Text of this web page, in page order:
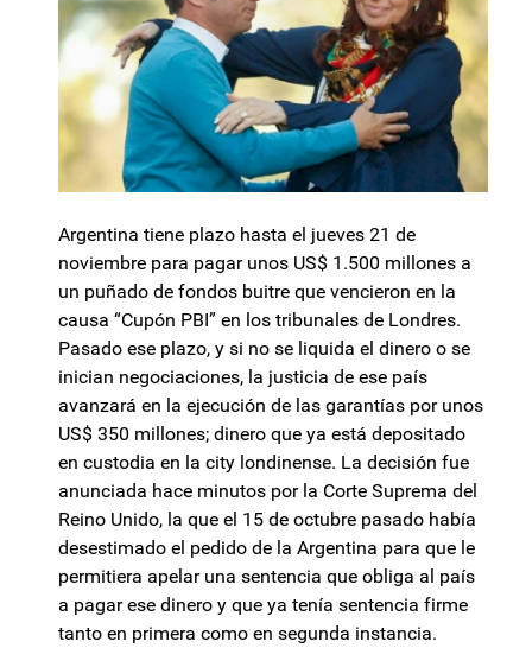
Argentina tiene plazo hasta el jueves 21 de
noviembre para pagar unos US$ 1.500 millones a
un puñado de fondos buitre que vencieron en la
causa “Cupón PBI” en los tribunales de Londres.
Pasado ese plazo, y si no se liquida el dinero o se
inician negociaciones, la justicia de ese país
avanzará en la ejecución de las garantías por unos
US$ 350 millones; dinero que ya está depositado
en custodia en la city londinense. La decisión fue
anunciada hace minutos por la Corte Suprema del
Reino Unido, la que el 15 de octubre pasado había
desestimado el pedido de la Argentina para que le
permitiera apelar una sentencia que obliga al país
a pagar ese dinero y que ya tenía sentencia firme
tanto en primera como en segunda instancia.